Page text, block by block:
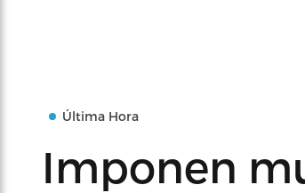
Última Hora
Imponen